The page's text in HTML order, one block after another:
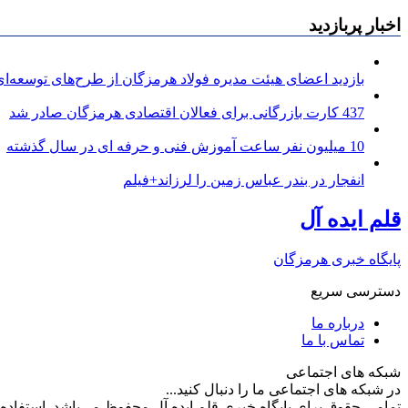
اخبار پربازدید
بازدید اعضای هیئت مدیره فولاد هرمزگان از طرح‌های
437 کارت بازرگانی برای فعالان اقتصادی هرمزگان صادر شد
10 میلیون نفر ساعت آموزش فنی و حرفه ای در سال گذشته
انفجار در بندر عباس زمین را لرزاند+فیلم
قلم ایده آل
پایگاه خبری هرمزگان
دسترسی سریع
درباره ما
تماس با ما
شبکه های اجتماعی
در شبکه های اجتماعی ما را دنبال کنید...